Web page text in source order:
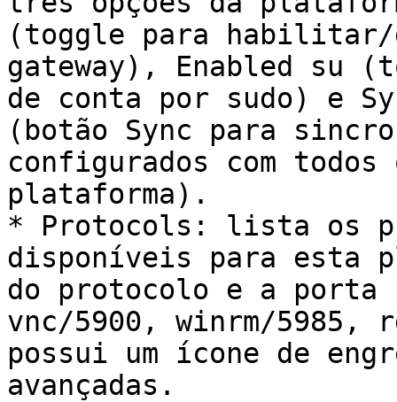
(toggle para
gateway), Enabled su
de conta por sudo) e
(botão Sync para
configurados com
plataforma).
* Protocols: lista os
disponíveis para esta
do protocolo e a porta
vnc/5900, winrm/5985,
possui um ícone de
avançadas.